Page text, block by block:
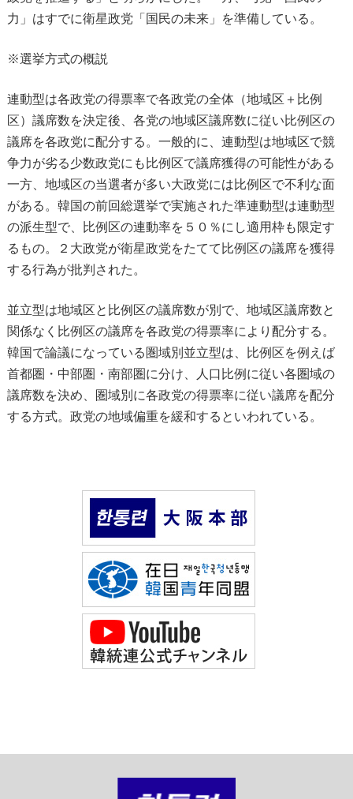
力」はすでに衛星政党「国民の未来」を準備している。
※選挙方式の概説
連動型は各政党の得票率で各政党の全体（地域区＋比例
区）議席数を決定後、各党の地域区議席数に従い比例区の
議席を各政党に配分する。一般的に、連動型は地域区で競
争力が劣る少数政党にも比例区で議席獲得の可能性がある
一方、地域区の当選者が多い大政党には比例区で不利な面
がある。韓国の前回総選挙で実施された準連動型は連動型
の派生型で、比例区の連動率を５０％にし適用枠も限定す
るもの。２大政党が衛星政党をたてて比例区の議席を獲得
する行為が批判された。
並立型は地域区と比例区の議席数が別で、地域区議席数と
関係なく比例区の議席を各政党の得票率により配分する。
韓国で論議になっている圏域別並立型は、比例区を例えば
首都圏・中部圏・南部圏に分け、人口比例に従い各圏域の
議席数を決め、圏域別に各政党の得票率に従い議席を配分
する方式。政党の地域偏重を緩和するといわれている。